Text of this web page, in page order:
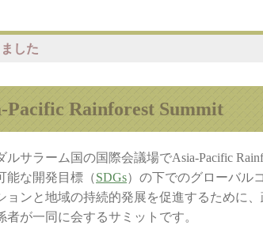
した
Pacific Rainforest Summit
ルサラーム国の国際会議場でAsia-Pacific
能な開発目標（SDGs）の下でのグローバル
ョンと地域の持続的発展を促進するために
者が一同に会するサミットです。